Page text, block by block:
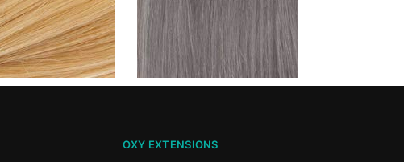
OXY EXTENSIONS